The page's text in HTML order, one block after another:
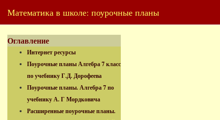
Математика в школе: поурочные планы
Оглавление
Интернет ресурсы
Поурочные планы Алгебра 7 класс
по учебнику Г.Д. Дорофеева
Поурочные планы. Алгебра 7 по
учебнику А. Г Мордковича
Расширенные поурочные планы.